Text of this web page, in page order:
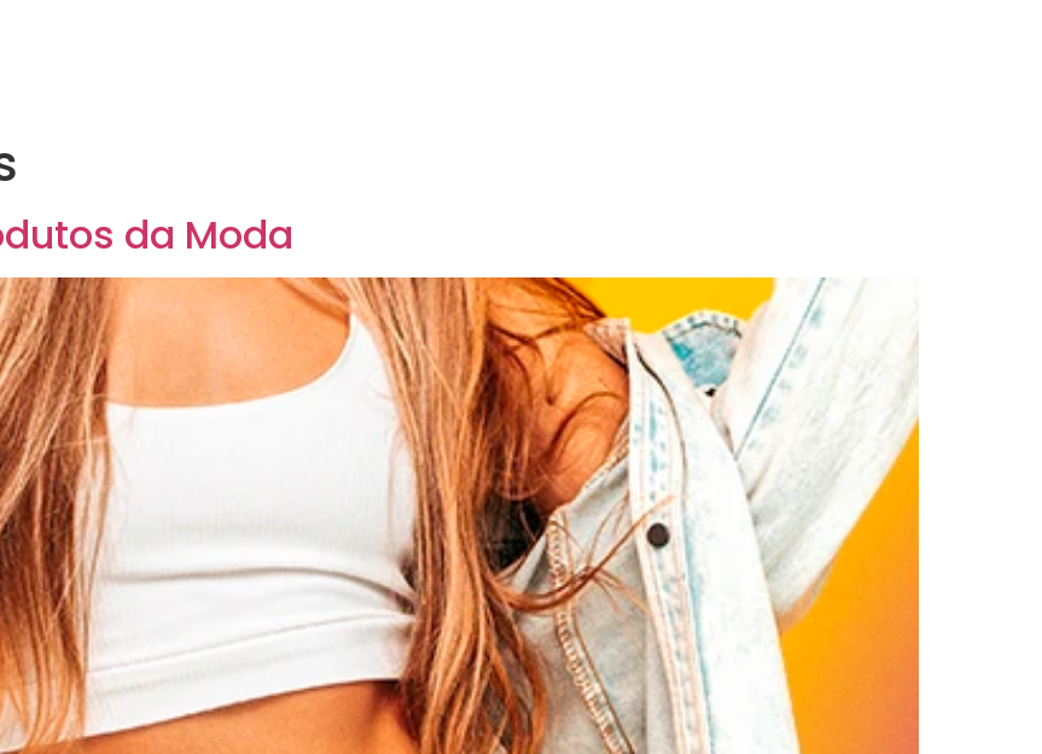
da Moda